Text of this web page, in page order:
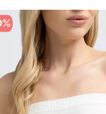
Безшовні
легкою